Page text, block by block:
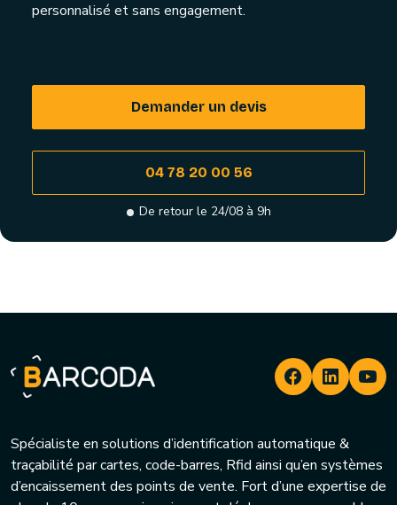
personnalisé et sans engagement.
Demander un devis
04 78 20 00 56
De retour le 24/08 à 9h
Spécialiste en solutions d’identification automatique &
traçabilité par cartes, code-barres, Rfid ainsi qu’en systèmes
d’encaissement des points de vente. Fort d’une expertise de